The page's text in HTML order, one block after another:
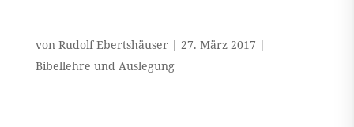
von Rudolf Ebertshäuser| 27. März 2017 |
Bibellehre und Auslegung